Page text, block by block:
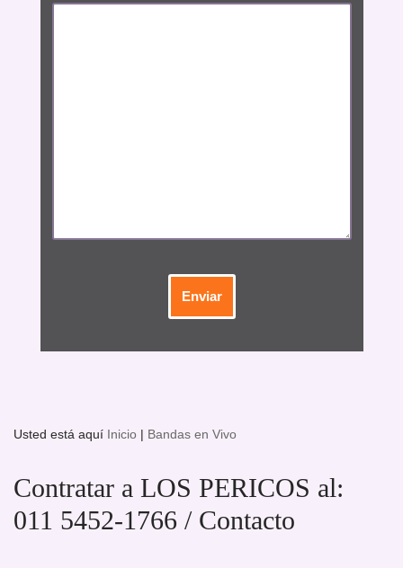
Usted está aquí Inicio | Bandas en Vivo
Contratar a LOS PERICOS al:
011 5452-1766 / Contacto